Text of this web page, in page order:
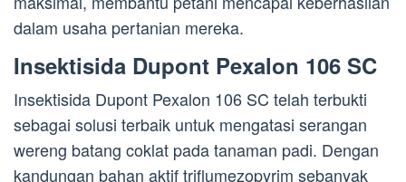
dalam usaha pertanian mereka.
Insektisida Dupont Pexalon 106 SC
Insektisida Dupont Pexalon 106 SC telah terbukti
sebagai solusi terbaik untuk mengatasi serangan
wereng batang coklat pada tanaman padi. Dengan
kandungan bahan aktif triflumezopyrim sebanyak